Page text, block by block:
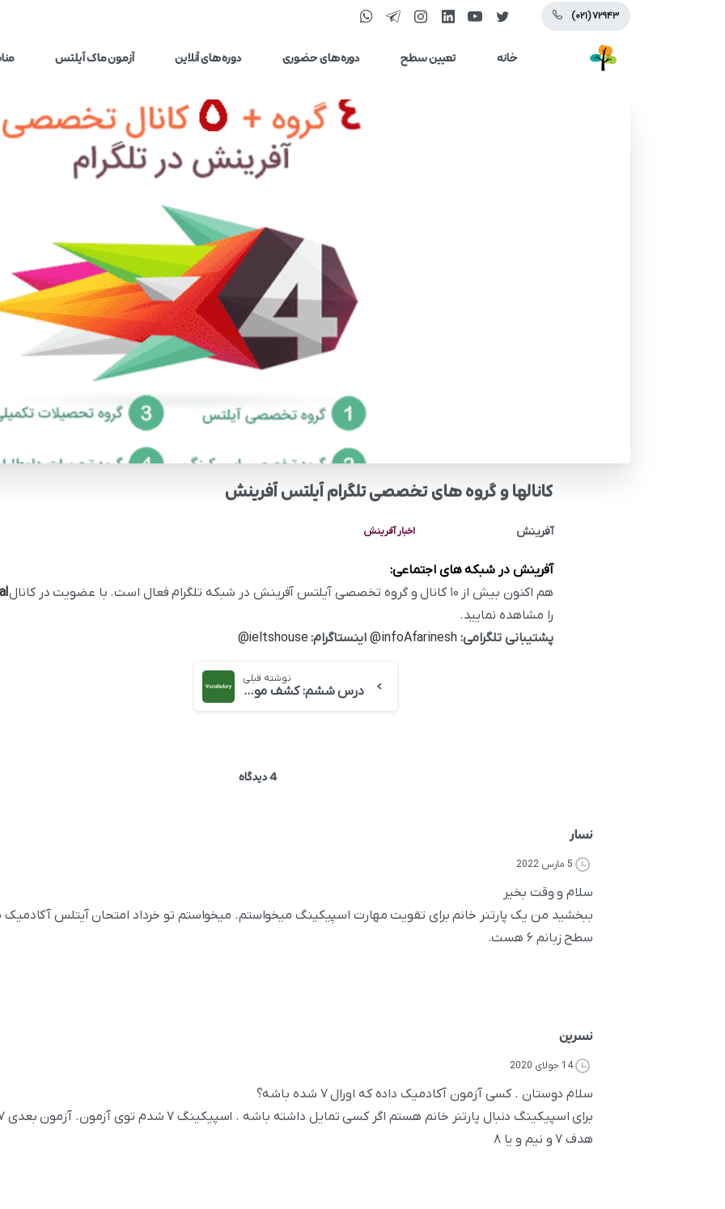
(۰۲۱) ۷۲۹۴۳
خانه تعیین سطح دوره‌های حضوری دوره‌های آنلاین آزمون ماک آیلتس
کانالها و گروه های تخصصی تلگرام آیلتس آفرینش
آفرینش اخبار آفرینش
آفرینش در شبکه های اجتماعی:
هم اکنون بیش از ۱۰ کانال و گروه تخصصی آیلتس آفرینش در شبکه تلگرام فعال است. با عضویت در کانال
را مشاهده نمایید.
پشتیبانی تلگرامی: infoAfarinesh@ اینستاگرام: ieltshouse@
نوشته قبلی
درس ششم: کشف مومیایی پرویی
4 دیدگاه
نسار
5 مارس 2022
سلام و وقت بخیر
ببخشید من یک پارتنر خانم برای تقویت مهارت اسپیکینگ میخواستم. میخواستم تو خرداد امتحان آیتلس
سطح زبانم ۶ هست.
نسرین
14 جولای 2020
سلام دوستان . کسی آزمون آکادمیک داده که اورال ۷ شده باشه؟
هدف ۷ و نیم و یا ۸